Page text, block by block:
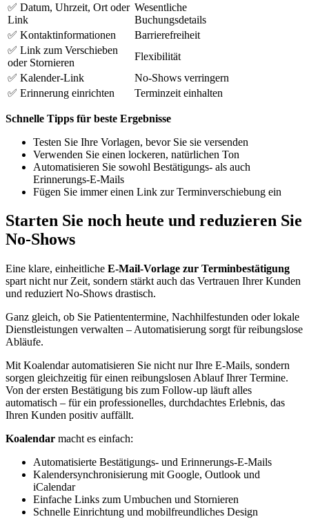
✅ Datum, Uhrzeit, Ort oder
Link
Wesentliche
Buchungsdetails
✅ Kontaktinformationen
Barrierefreiheit
✅ Link zum Verschieben
oder Stornieren
Flexibilität
✅ Kalender-Link
No-Shows verringern
✅ Erinnerung einrichten
Terminzeit einhalten
Schnelle Tipps für beste Ergebnisse
Testen Sie Ihre Vorlagen, bevor Sie sie versenden
Verwenden Sie einen lockeren, natürlichen Ton
Automatisieren Sie sowohl Bestätigungs- als auch
Erinnerungs-E-Mails
Fügen Sie immer einen Link zur Terminverschiebung ein
Starten Sie noch heute und reduzieren Sie
No-Shows
Eine klare, einheitliche E-Mail-Vorlage zur Terminbestätigung
spart nicht nur Zeit, sondern stärkt auch das Vertrauen Ihrer Kunden
und reduziert No-Shows drastisch.
Ganz gleich, ob Sie Patiententermine, Nachhilfestunden oder lokale
Dienstleistungen verwalten – Automatisierung sorgt für reibungslose
Abläufe.
Mit Koalendar automatisieren Sie nicht nur Ihre E-Mails, sondern
sorgen gleichzeitig für einen reibungslosen Ablauf Ihrer Termine.
Von der ersten Bestätigung bis zum Follow-up läuft alles
automatisch – für ein professionelles, durchdachtes Erlebnis, das
Ihren Kunden positiv auffällt.
Koalendar macht es einfach:
Automatisierte Bestätigungs- und Erinnerungs-E-Mails
Kalendersynchronisierung mit Google, Outlook und
iCalendar
Einfache Links zum Umbuchen und Stornieren
Schnelle Einrichtung und mobilfreundliches Design